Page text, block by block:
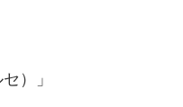
）」